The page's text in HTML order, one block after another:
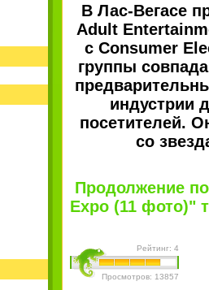
В Лас-Вегасе
Adult
с Consumer
группы
индустрии
посетителей.
со
Продолжение
Expo (11 фото)"
Рейтинг: 4
Просмотров: 13857